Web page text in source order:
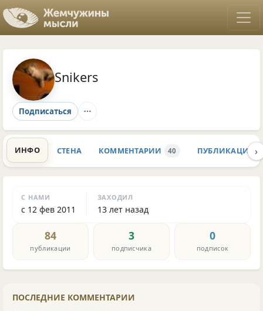
Snikers
Подписаться
ИНФО СТЕНА КОММЕНТАРИИ 40 ПУБЛИКАЦИИ›
С НАМИ
с 12 фев 2011
ЗАХОДИЛ
13 лет назад
84
публикации
3
подписчика
0
подписок
ПОСЛЕДНИЕ КОММЕНТАРИИ